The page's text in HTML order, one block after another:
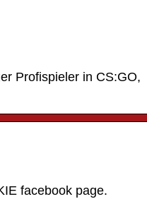
Profispieler in CS:GO,
facebook page.